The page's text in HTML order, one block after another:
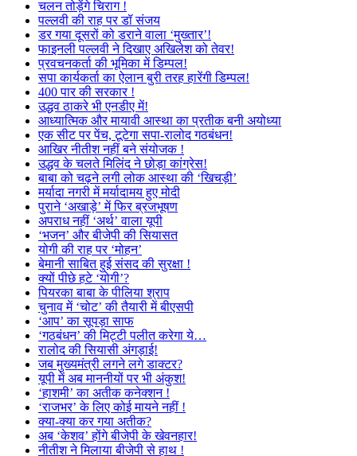
चलन तोड़ेंगे चिराग !
पल्लवी की राह पर डॉ संजय
डर गया दूसरों को डराने वाला ‘मुख्तार’!
फाइनली पल्लवी ने दिखाए अखिलेश को तेवर!
प्रवचनकर्ता की भूमिका में डिम्पल!
सपा कार्यकर्ता का ऐलान बुरी तरह हारेंगी डिम्पल!
400 पार की सरकार !
उद्धव ठाकरे भी एनडीए में!
आध्यात्मिक और मायावी आस्था का प्रतीक बनी अयोध्या
एक सीट पर पेंच, टूटेगा सपा-रालोद गठबंधन!
आखिर नीतीश नहीं बने संयोजक !
उद्धव के चलते मिलिंद ने छोड़ा कांग्रेस!
बाबा को चढ़ने लगी लोक आस्था की ‘खिचड़ी’
मर्यादा नगरी में मर्यादामय हुए मोदी
पुराने ‘अखाड़े’ में फिर ब्रजभूषण
अपराध नहीं ‘अर्थ’ वाला यूपी
‘भजन’ और बीजेपी की सियासत
योगी की राह पर ‘मोहन’
बेमानी साबित हुई संसद की सुरक्षा !
क्यों पीछे हटे ‘योगी’?
पियरका बाबा के पीलिया श्राप
चुनाव में ‘चोट’ की तैयारी में बीएसपी
‘आप’ का सूपड़ा साफ
‘गठबंधन’ की मिट्टी पलीत करेगा ये…
रालोद की सियासी अंगड़ाई!
जब मुख्यमंत्री लगने लगे डाक्टर?
यूपी में अब माननीयों पर भी अंकुश!
‘हाशमी’ का अतीक कनेक्शन !
‘राजभर’ के लिए कोई मायने नहीं !
क्या-क्या कर गया अतीक?
अब ‘केशव’ होंगे बीजेपी के खेवनहार!
नीतीश ने मिलाया बीजेपी से हाथ !